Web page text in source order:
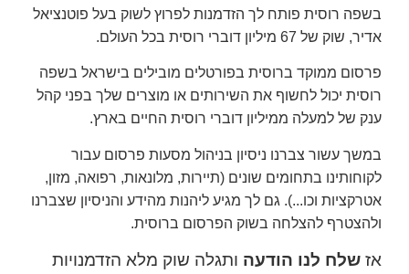
בשפה רוסית פותח לך הזדמנות לפרוץ לשוק בעל פוטנציאל
אדיר, שוק של 67 מיליון דוברי רוסית בכל העולם.
פרסום ממוקד ברוסית בפורטלים מובילים בישראל בשפה
רוסית יכול לחשוף את השירותים או מוצרים שלך בפני קהל
ענק של למעלה ממיליון דוברי רוסית החיים בארץ.
במשך עשור צברנו ניסיון בניהול מסעות פרסום עבור
לקוחותינו בתחומים שונים (תיירות, מלונאות, רפואה, מזון,
אטרקציות וכו...). גם לך מגיע ליהנות מהידע והניסיון שצברנו
ולהצטרף להצלחה בשוק הפרסום ברוסית.
אז שלח לנו הודעה ותגלה שוק מלא הזדמנויות